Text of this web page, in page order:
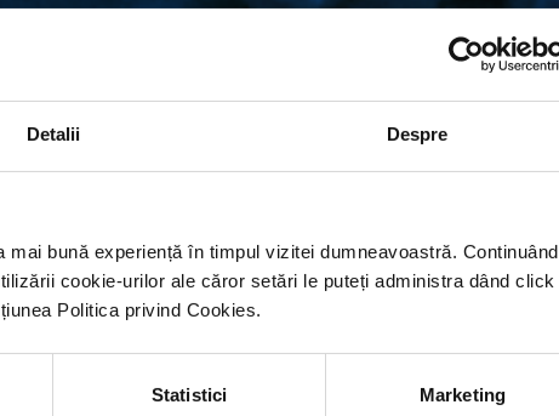
Detalii Despre
bună experiență în timpul vizitei dumneavoastră. Continuând
cookie-urilor ale căror setări le puteți administra dând click
Politica privind Cookies.
Statistici Marketing